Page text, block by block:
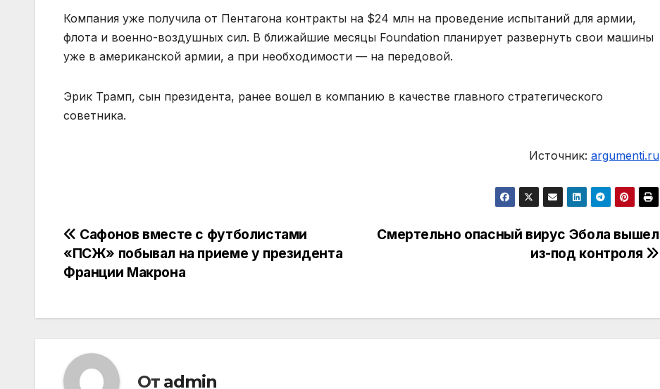
Компания уже получила от Пентагона контракты на $24 млн на проведение испытаний для армии,
флота и военно-воздушных сил. В ближайшие месяцы Foundation планирует развернуть свои машины
уже в американской армии, а при необходимости — на передовой.
Эрик Трамп, сын президента, ранее вошел в компанию в качестве главного стратегического
советника.
Источник: argumenti.ru
Навигация
по
Смертельно опасный вирус Эбола вышел
из-под контроля
Сафонов вместе с футболистами
«ПСЖ» побывал на приеме у президента
Франции Макрона
От admin